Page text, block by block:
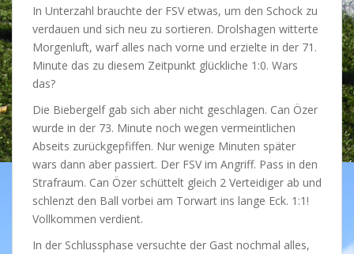
In Unterzahl brauchte der FSV etwas, um den Schock zu
verdauen und sich neu zu sortieren. Drolshagen witterte
Morgenluft, warf alles nach vorne und erzielte in der 71.
Minute das zu diesem Zeitpunkt glückliche 1:0. Wars
das?
Die Biebergelf gab sich aber nicht geschlagen. Can Özer
wurde in der 73. Minute noch wegen vermeintlichen
Abseits zurückgepfiffen. Nur wenige Minuten später
wars dann aber passiert. Der FSV im Angriff. Pass in den
Strafraum. Can Özer schüttelt gleich 2 Verteidiger ab und
schlenzt den Ball vorbei am Torwart ins lange Eck. 1:1!
Vollkommen verdient.
In der Schlussphase versuchte der Gast nochmal alles,